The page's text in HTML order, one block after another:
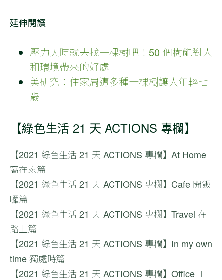
延伸閱讀
壓力大時就去找一棵樹吧！50 個樹能對人
和環境帶來的好處
美研究：住家周遭多種十棵樹讓人年輕七
歲
【綠色生活 21 天 ACTIONS 專欄】
【2021 綠色生活 21 天 ACTIONS 專欄】At Home
窩在家篇
【2021 綠色生活 21 天 ACTIONS 專欄】Cafe 開飯
囉篇
【2021 綠色生活 21 天 ACTIONS 專欄】Travel 在
路上篇
【2021 綠色生活 21 天 ACTIONS 專欄】In my own
time 獨處時篇
【2021 綠色生活 21 天 ACTIONS 專欄】Office 工